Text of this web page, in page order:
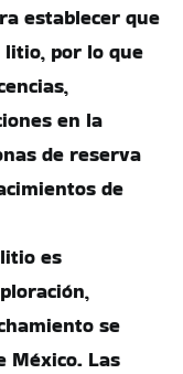
establecer que
por lo que
en la
de reserva
de
es
se
México. Las